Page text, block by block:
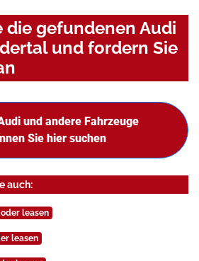
die gefundenen Audi
und fordern Sie
und andere Fahrzeuge
Sie hier suchen
auch:
leasen
leasen